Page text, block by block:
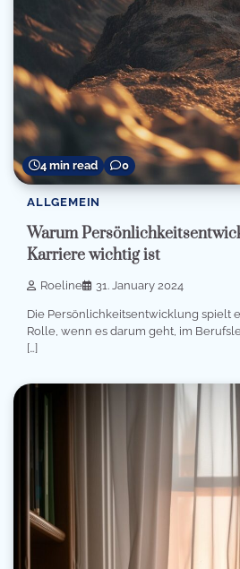
4 min read 0
ALLGEMEIN
Warum
Karriere wichtig ist
Roeline 31. January 2024
Die Persönlichkeitsentwicklung spielt
Rolle, wenn es darum geht, im
[…]